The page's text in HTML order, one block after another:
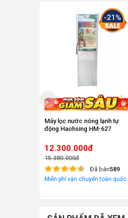
Tỷ lệ thu hồi
nước tinh
khiết
Tổng điện
năng tiêu thụ
nóng
Công suất
lạnh
nhiệt độ
nóng
-21%
Máy lọc nước nóng lạnh tự
động Haohsing HM-627
12.300.000đ
15.380.000đ
Đã bán589
Miễn phí vận chuyển toàn quốc.